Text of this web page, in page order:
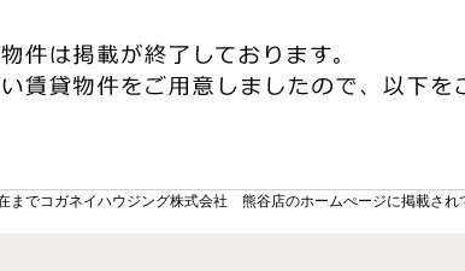
でコガネイハウジング株式会社 熊谷店のホームぺージに掲載され